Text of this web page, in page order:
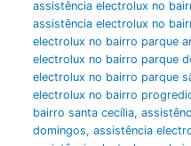
assistência electrolux no
assistência electrolux no
electrolux no bairro parque
electrolux no bairro parque
electrolux no bairro parque
electrolux no bairro
bairro santa cecília,
domingos, assistência